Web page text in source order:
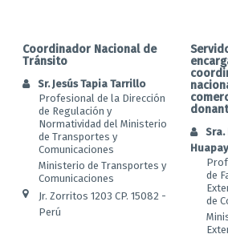
Coordinador Nacional de
Tránsito
Sr. Jesús Tapia Tarrillo
Profesional de la Dirección
de Regulación y
Normatividad del Ministerio
de Transportes y
Comunicaciones
Ministerio de Transportes y
Comunicaciones
Jr. Zorritos 1203 CP. 15082 -
Perú
Sra.
de
de